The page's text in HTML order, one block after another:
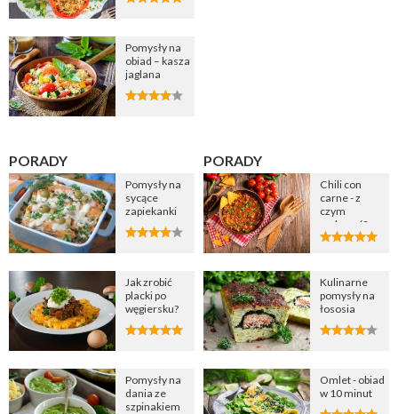
Pomysły na
obiad – kasza
jaglana
PORADY
Pomysły na
sycące
zapiekanki
Jak zrobić
placki po
węgiersku?
Pomysły na
dania ze
szpinakiem
PORADY
Chili con
carne - z
czym
podawać?
Kulinarne
pomysły na
łososia
Omlet - obiad
w 10 minut